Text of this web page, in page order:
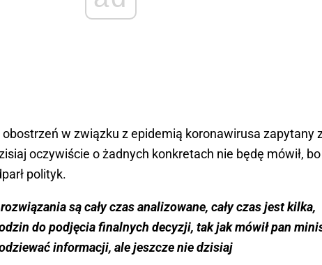
w związku z epidemią koronawirusa zapytany
oczywiście o żadnych konkretach nie będę mówił,
polityk.
są cały czas analizowane, cały czas jest kilka,
do podjęcia finalnych decyzji, tak jak mówił pan
informacji, ale jeszcze nie dzisiaj